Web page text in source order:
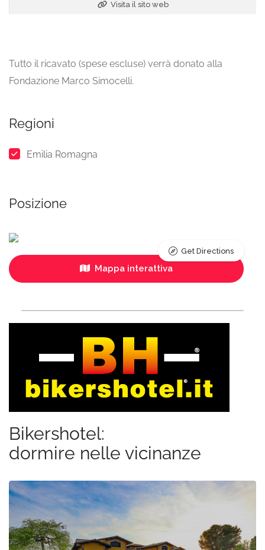
Visita il sito web
Tutto il ricavato (spese escluse) verrà donato alla
Fondazione Marco Simocelli.
Regioni
Emilia Romagna
Posizione
Mappa interattiva
Get Directions
Bikershotel:
dormire nelle vicinanze